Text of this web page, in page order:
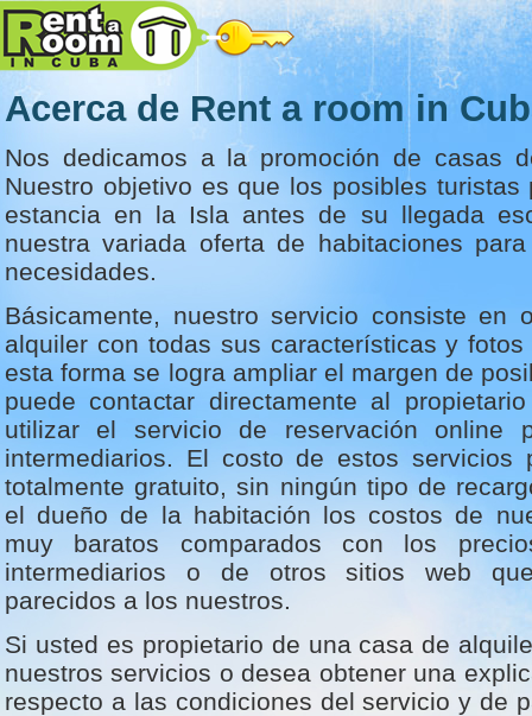
Acerca de Rent a room in
Nos dedicamos a la promoción de casas
Nuestro objetivo es que los posibles turistas
estancia en la Isla antes de su llegada
nuestra variada oferta de habitaciones
necesidades.
Básicamente, nuestro servicio consiste en
alquiler con todas sus características y
esta forma se logra ampliar el margen de
puede contactar directamente al
utilizar el servicio de reservación online
intermediarios. El costo de estos servicios
totalmente gratuito, sin ningún tipo de
el dueño de la habitación los costos de
muy baratos comparados con los
intermediarios o de otros sitios web
parecidos a los nuestros.
Si usted es propietario de una casa de
nuestros servicios o desea obtener una
respecto a las condiciones del servicio y de